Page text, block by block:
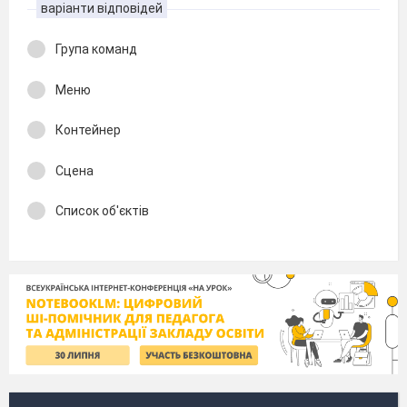
варіанти відповідей
Група команд
Меню
Контейнер
Сцена
Список об'єктів